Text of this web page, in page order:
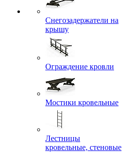
Снегозадержатели на
крышу
Ограждение кровли
Мостики кровельные
Лестницы
кровельные, стеновые